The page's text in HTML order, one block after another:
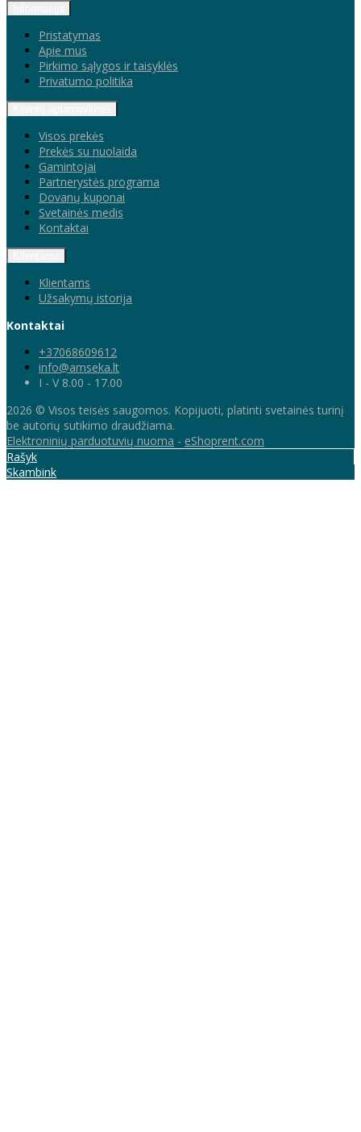
Pristatymas
Apie mus
Pirkimo sąlygos ir taisyklės
Privatumo politika
Visos prekės
Prekės su nuolaida
Gamintojai
Partnerystės programa
Dovanų kuponai
Svetainės medis
Kontaktai
Klientams
Užsakymų istorija
Kontaktai
+37068609612
info@amseka.lt
I - V 8.00 - 17.00
2026 © Visos teisės saugomos. Kopijuoti, platinti svetainės turinį
be autorių sutikimo draudžiama.
Elektroninių parduotuvių nuoma - eShoprent.com
Rašyk
Skambink